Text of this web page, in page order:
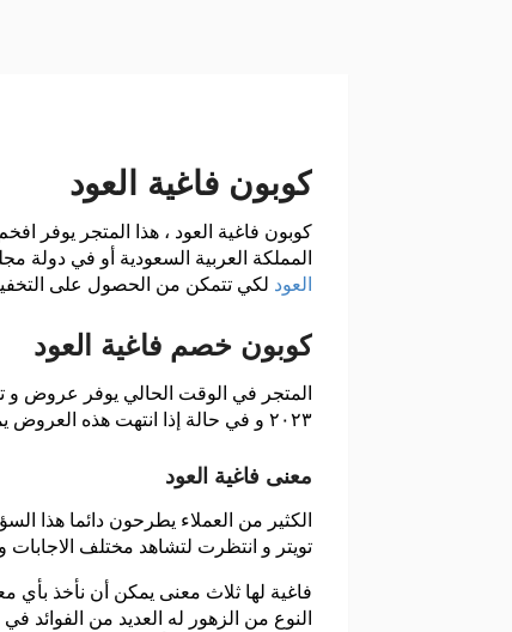
كوبون فاغية العود
كوبون فاغية العود ، هذا المتجر يوفر
المملكة العربية السعودية أو في دولة
العود لكي تتمكن من الحصول على التخفيضات و الخصومات التي
كوبون خصم فاغية العود
المتجر في الوقت الحالي يوفر عروض و
٢٠٢٣ و في حالة إذا انتهت هذه العروض يمكنك أن تبدأ في استخدام كوبون فاغية العود المجاني والمتوفر لدينا الان .
معنى فاغية العود
الكثير من العملاء يطرحون دائما هذا
تويتر و انتظرت لتشاهد مختلف الاجابات
فاغية لها ثلاث معنى يمكن أن نأخذ بأي
النوع من الزهور له العديد من الفوائد